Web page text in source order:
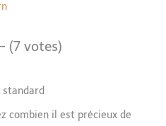
(7 votes)
combien il est précieux de